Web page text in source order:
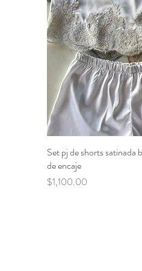
Vista
Set pj de shorts satinada
de encaje
Precio
$1,100.00